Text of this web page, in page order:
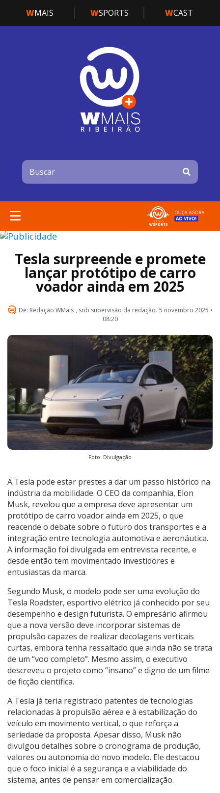
WMAIS WSPORTS WCAST
Tesla surpreende e promete
lançar protótipo de carro
voador ainda em 2025
De: Redação WMais , sob supervisão da redação. 5 novembro 2025 •
08:20
Foto: Divulgação
A Tesla pode estar prestes a dar um passo histórico na
indústria da mobilidade. O CEO da companhia, Elon
Musk, revelou que a empresa deve apresentar um
protótipo de carro voador ainda em 2025, o que
reacende o debate sobre o futuro dos transportes e a
integração entre tecnologia automotiva e aeronáutica.
A informação foi divulgada em entrevista recente, e
desde então tem movimentado investidores e
entusiastas da marca.
Segundo Musk, o modelo pode ser uma evolução do
Tesla Roadster, esportivo elétrico já conhecido por seu
desempenho e design futurista. O empresário afirmou
que a nova versão deve incorporar sistemas de
propulsão capazes de realizar decolagens verticais
curtas, embora tenha ressaltado que ainda não se trata
de um “voo completo”. Mesmo assim, o executivo
descreveu o projeto como “insano” e digno de um filme
de ficção científica.
A Tesla já teria registrado patentes de tecnologias
relacionadas à propulsão aérea e à estabilização do
veículo em movimento vertical, o que reforça a
seriedade da proposta. Apesar disso, Musk não
divulgou detalhes sobre o cronograma de produção,
valores ou autonomia do novo modelo. Ele destacou
que o foco inicial é a segurança e a viabilidade do
sistema, antes de pensar em comercialização.